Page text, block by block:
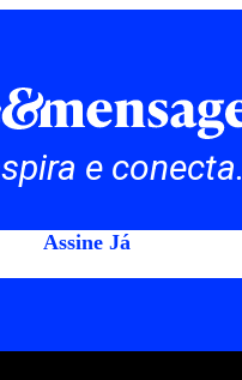
e conecta.
Assine Já